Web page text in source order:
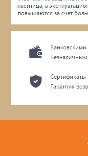
лестница, а
повышаются за счет
Банковскими
Сертификаты
Гарантия